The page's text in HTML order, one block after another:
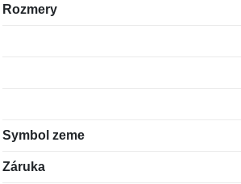
Rozmery
Symbol zeme
Záruka